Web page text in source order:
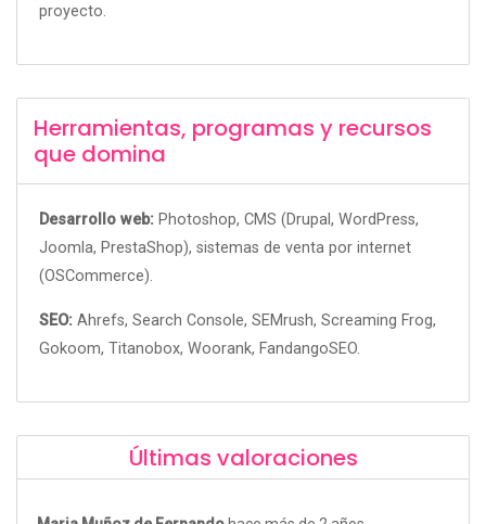
proyecto.
Herramientas, programas y recursos
que domina
Desarrollo web: Photoshop, CMS (Drupal, WordPress,
Joomla, PrestaShop), sistemas de venta por internet
(OSCommerce).
SEO: Ahrefs, Search Console, SEMrush, Screaming Frog,
Gokoom, Titanobox, Woorank, FandangoSEO.
Últimas valoraciones